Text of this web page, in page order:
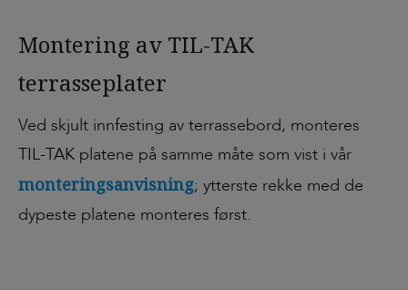
Montering av TIL-TAK
terrasseplater
Ved skjult innfesting av terrassebord, monteres
TIL-TAK platene på samme måte som vist i vår
monteringsanvisning; ytterste rekke med de
dypeste platene monteres først.